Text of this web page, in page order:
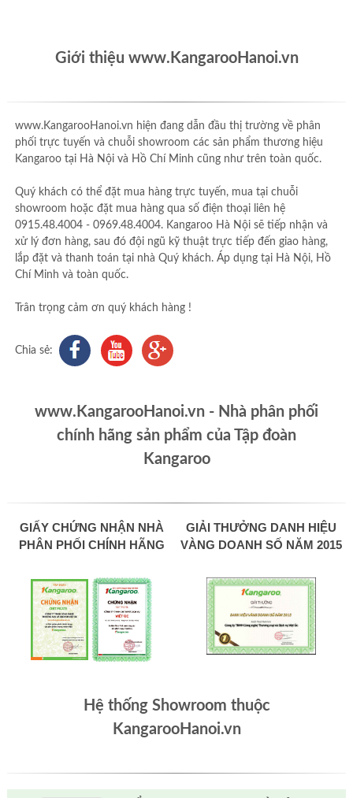
Giới thiệu www.KangarooHanoi.vn
www.KangarooHanoi.vn hiện đang dẫn đầu thị trường về phân
phối trực tuyến và chuỗi showroom các sản phẩm thương hiệu
Kangaroo tại Hà Nội và Hồ Chí Minh cũng như trên toàn quốc.
Quý khách có thể đặt mua hàng trực tuyến, mua tại chuỗi
showroom hoặc đặt mua hàng qua số điện thoại liên hệ
0915.48.4004 - 0969.48.4004. Kangaroo Hà Nội sẽ tiếp nhận và
xử lý đơn hàng, sau đó đội ngũ kỹ thuật trực tiếp đến giao hàng,
lắp đặt và thanh toán tại nhà Quý khách. Áp dụng tại Hà Nội, Hồ
Chí Minh và toàn quốc.
Trân trọng cảm ơn quý khách hàng !
Chia sẻ:
www.KangarooHanoi.vn - Nhà phân phối
chính hãng sản phẩm của Tập đoàn
Kangaroo
GIẤY CHỨNG NHẬN NHÀ
PHÂN PHỐI CHÍNH HÃNG
GIẢI THƯỞNG DANH HIỆU
VÀNG DOANH SỐ NĂM 2015
Hệ thống Showroom thuộc
KangarooHanoi.vn